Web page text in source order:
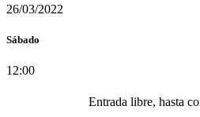
26/03/2022
Sábado
12:00
Entrada libre, hasta